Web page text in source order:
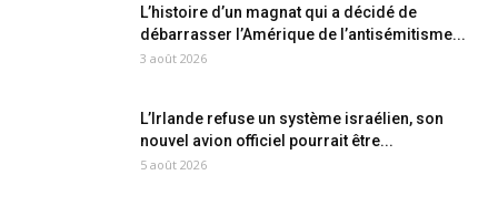
L’histoire d’un magnat qui a décidé de
débarrasser l’Amérique de l’antisémitisme...
3 août 2026
L’Irlande refuse un système israélien, son
nouvel avion officiel pourrait être...
5 août 2026